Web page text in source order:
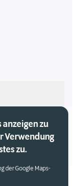
anzeigen zu
Verwendung
zu.
der Google Maps-